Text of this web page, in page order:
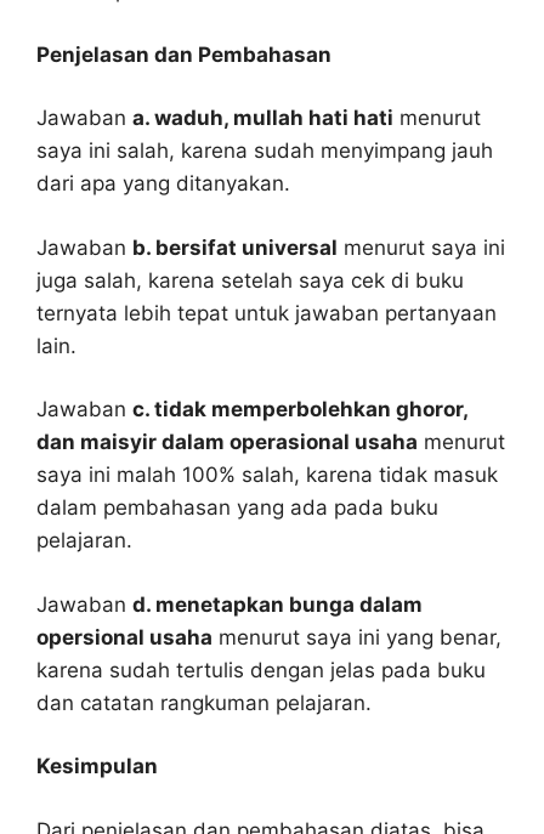
Penjelasan dan Pembahasan
Jawaban a. waduh, mullah hati hati menurut
saya ini salah, karena sudah menyimpang jauh
dari apa yang ditanyakan.
Jawaban b. bersifat universal menurut saya ini
juga salah, karena setelah saya cek di buku
ternyata lebih tepat untuk jawaban pertanyaan
lain.
Jawaban c. tidak memperbolehkan ghoror,
dan maisyir dalam operasional usaha menurut
saya ini malah 100% salah, karena tidak masuk
dalam pembahasan yang ada pada buku
pelajaran.
Jawaban d. menetapkan bunga dalam
opersional usaha menurut saya ini yang benar,
karena sudah tertulis dengan jelas pada buku
dan catatan rangkuman pelajaran.
Kesimpulan